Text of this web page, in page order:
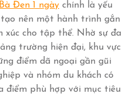
Đen 1 ngày chính là yếu
nên một hành trình gắn
xúc cho tập thể. Nhờ sự đa
trường hiện đại, khu vực
điểm dã ngoại gần gũi
và nhóm du khách có
điểm phù hợp với mục tiêu